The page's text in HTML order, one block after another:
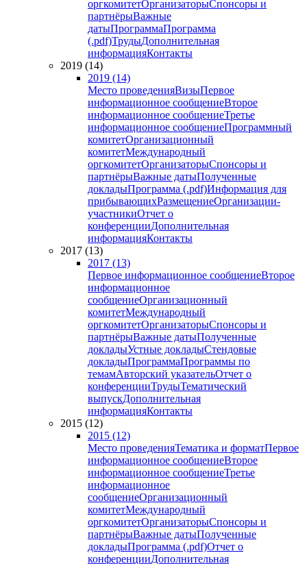
оргкомитетОрганизаторыСпонсоры и
партнёрыВажные
датыПрограммаПрограмма
(.pdf)ТрудыДополнительная
информацияКонтакты
2019 (14)
2019 (14)
Место проведенияВизыПервое
информационное сообщениеВторое
информационное сообщениеТретье
информационное сообщениеПрограммный
комитетОрганизационный
комитетМеждународный
оргкомитетОрганизаторыСпонсоры и
партнёрыВажные датыПолученные
докладыПрограмма (.pdf)Информация для
прибывающихРазмещениеОрганизации-
участникиОтчет о
конференцииДополнительная
информацияКонтакты
2017 (13)
2017 (13)
Первое информационное сообщениеВторое
информационное
сообщениеОрганизационный
комитетМеждународный
оргкомитетОрганизаторыСпонсоры и
партнёрыВажные датыПолученные
докладыУстные докладыСтендовые
докладыПрограммаПрограммы по
темамАвторский указательОтчет о
конференцииТрудыТематический
выпускДополнительная
информацияКонтакты
2015 (12)
2015 (12)
Место проведенияТематика и форматПервое
информационное сообщениеВторое
информационное сообщениеТретье
информационное
сообщениеОрганизационный
комитетМеждународный
оргкомитетОрганизаторыСпонсоры и
партнёрыВажные датыПолученные
докладыПрограмма (.pdf)Отчет о
конференцииДополнительная